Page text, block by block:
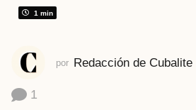
s
ñ
s
1 min
por Redacción de Cubalite
1